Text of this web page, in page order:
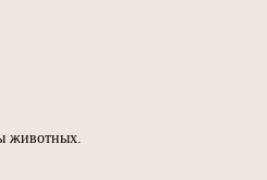
животных.